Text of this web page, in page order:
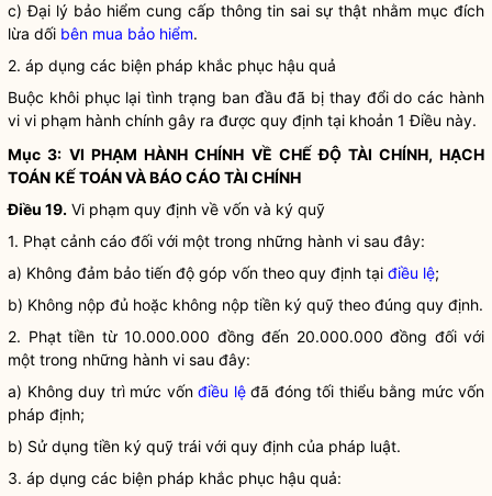
c) Đại lý bảo hiểm cung cấp thông tin sai sự thật nhằm mục đích
lừa dối bên mua bảo hiểm.
2. áp dụng các biện pháp khắc phục hậu quả
Buộc khôi phục lại tình trạng ban đầu đã bị thay đổi do các hành
vi vi phạm hành chính gây ra được quy định tại khoản 1 Điều này.
Mục 3: VI PHẠM HÀNH CHÍNH VỀ CHẾ ĐỘ TÀI CHÍNH, HẠCH
TOÁN KẾ TOÁN VÀ BÁO CÁO TÀI CHÍNH
Điều 19. Vi phạm quy định về vốn và ký quỹ
1. Phạt cảnh cáo đối với một trong những hành vi sau đây:
a) Không đảm bảo tiến độ góp vốn theo quy định tại điều lệ;
b) Không nộp đủ hoặc không nộp tiền ký quỹ theo đúng quy định.
2. Phạt tiền từ 10.000.000 đồng đến 20.000.000 đồng đối với
một trong những hành vi sau đây:
a) Không duy trì mức vốn điều lệđã đóng tối thiểu bằng mức vốn
pháp định;
b) Sử dụng tiền ký quỹ trái với quy định của pháp luật.
3. áp dụng các biện pháp khắc phục hậu quả: